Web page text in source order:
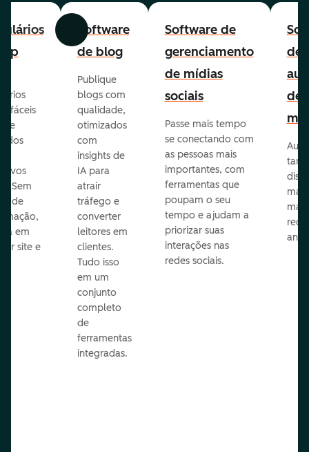
Anterior Avançar
fáceis
e
Sem
de
em
site e
Software
de blog
Publique
blogs com
qualidade,
otimizados
com
insights de
IA para
atrair
tráfego e
converter
leitores em
clientes.
Tudo isso
em um
conjunto
completo
de
ferramentas
integradas.
Software de
gerenciamento
de mídias
sociais
Passe mais tempo
se conectando com
as pessoas mais
importantes, com
ferramentas que
poupam o seu
tempo e ajudam a
priorizar suas
interações nas
redes sociais.
de
de
mail